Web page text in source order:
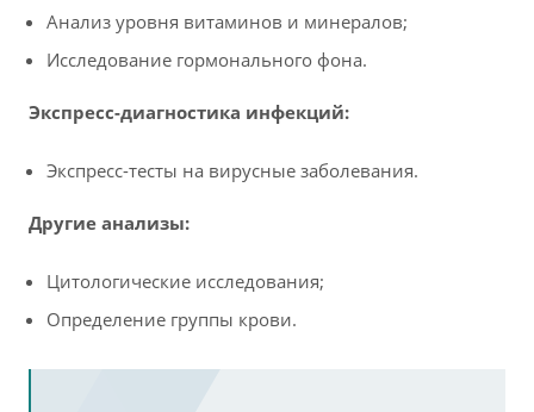
Анализ уровня витаминов и минералов;
Исследование гормонального фона.
Экспресс-диагностика инфекций:
Экспресс-тесты на вирусные заболевания.
Другие анализы:
Цитологические исследования;
Определение группы крови.